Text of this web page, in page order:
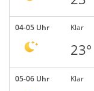
04-05 Uhr Klar
23°
05-06 Uhr Klar